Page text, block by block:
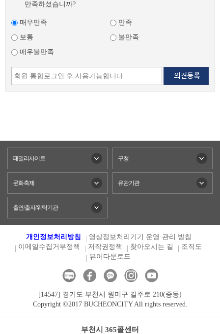
만족하셨습니까?
매우만족
만족
보통
불만족
매우불만족
패밀리사이트 구청
문화축제 유관기관
출연/출자/위탁기관
개인정보처리방침
영상정보처리기기 운영·관리 방침
이메일수집거부정책
저작권정책 찾아오시는 길
조직도
뷰어다운로드
[14547] 경기도 부천시 원미구 길주로 210(중동)
Copyright ©2017 BUCHEONCITY All rights reserved.
부천시 365콜센터